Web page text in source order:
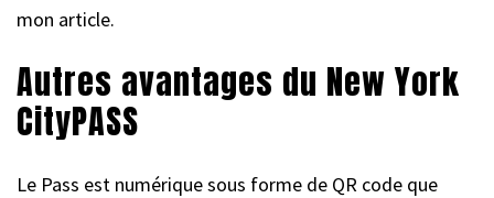
mon article.
Autres avantages du New York
CityPASS
Le Pass est numérique sous forme de QR code que